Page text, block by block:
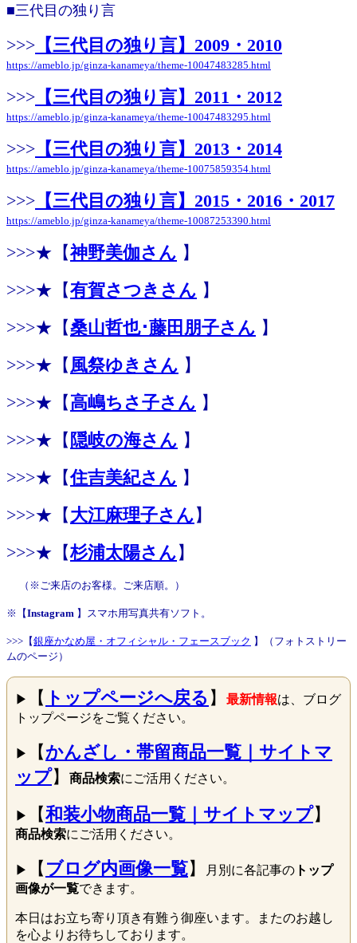
■三代目の独り言
>>> 【三代目の独り言】2009・2010
https://ameblo.jp/ginza-kanameya/theme-10047483285.html
>>> 【三代目の独り言】2011・2012
https://ameblo.jp/ginza-kanameya/theme-10047483295.html
>>> 【三代目の独り言】2013・2014
https://ameblo.jp/ginza-kanameya/theme-10075859354.html
>>> 【三代目の独り言】2015・2016・2017
https://ameblo.jp/ginza-kanameya/theme-10087253390.html
>>>★【神野美伽さん 】
>>>★【有賀さつきさん 】
>>>★【桑山哲也･藤田朋子さん 】
>>>★【 風祭ゆきさん 】
>>>★【 高嶋ちさ子さん 】
>>>★【 隠岐の海さん 】
>>>★【住吉美紀さん 】
>>>★【 大江麻理子さん 】
>>>★【杉浦太陽さん 】
（※ご来店のお客様。ご来店順。）
※【Instagram 】スマホ用写真共有ソフト。
>>>【銀座かなめ屋・オフィシャル・フェースブック 】（フォトストリー
ムのページ）
▶ 【 トップページへ戻る 】 最新情報は、ブログ
トップページをご覧ください。
▶ 【かんざし・帯留商品一覧｜サイトマ
ップ】 商品検索にご活用ください。
▶ 【和装小物商品一覧｜サイトマップ】
商品検索にご活用ください。
▶ 【 ブログ内画像一覧】 月別に各記事の トップ
画像が一覧できます。
本日はお立ち寄り頂き有難う御座います。またのお越し
を心よりお待ちしております。